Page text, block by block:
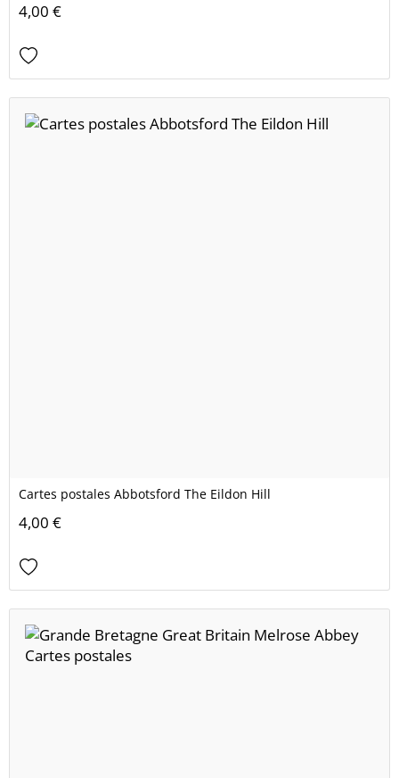
4,00 €
Cartes postales Abbotsford The Eildon Hill
4,00 €